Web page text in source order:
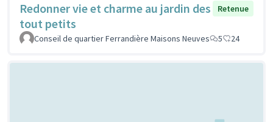
Redonner vie et charme au jardin des
tout petits
Retenue
Conseil de quartier Ferrandière Maisons Neuves 5 24